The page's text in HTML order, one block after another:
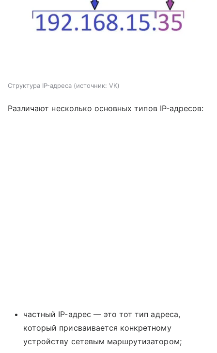
Структура IP-адреса источник: VK
Различают несколько основных типов IP-адресов:
частный IP-адрес — это тот тип адреса,
который присваивается конкретному
устройству сетевым маршрутизатором;